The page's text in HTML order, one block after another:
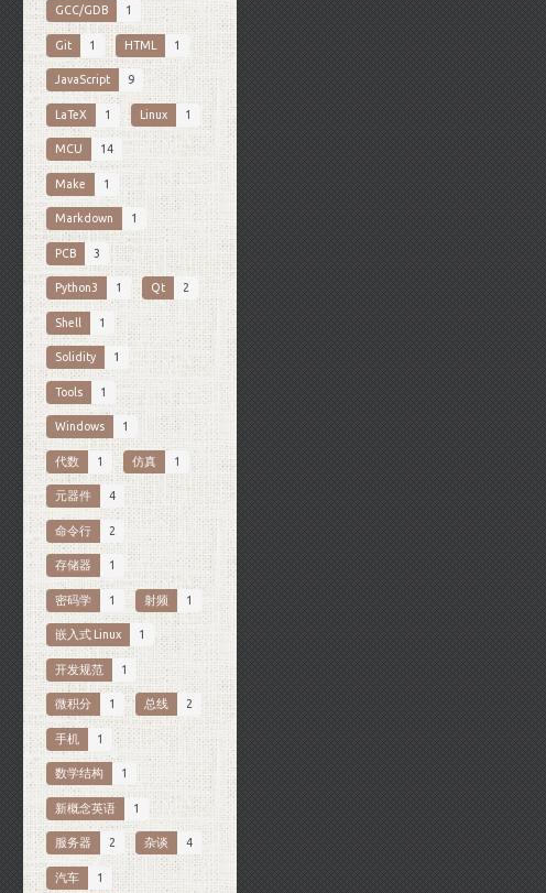
GCC/GDB 1
Git 1 HTML 1
JavaScript 9
LaTeX 1 Linux 1
MCU 14
Make 1
Markdown 1
PCB 3
Python3 1 Qt 2
Shell 1
Solidity 1
Tools 1
Windows 1
代数 1 仿真 1
元器件 4
命令行 2
存储器 1
密码学 1 射频 1
嵌入式 Linux 1
开发规范 1
微积分 1 总线 2
手机 1
数学结构 1
新概念英语 1
服务器 2 杂谈 4
汽车 1